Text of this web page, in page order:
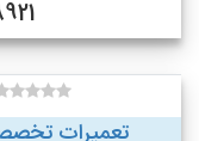
تعمیرات